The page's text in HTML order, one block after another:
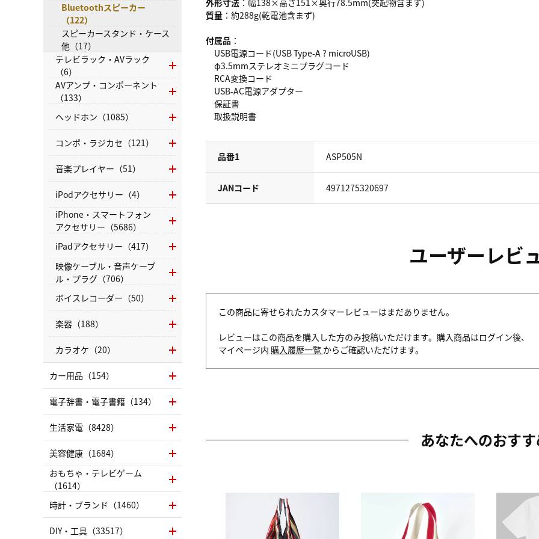
外形寸法 ：幅138×高さ151×奥行78.5mm(突起物含まず)
質量 ：約288g(乾電池含まず)
付属品 ：
USB電源コード(USB Type-A ? microUSB)
φ3.5mmステレオミニプラグコード
RCA変換コード
USB-AC電源アダプター
保証書
取扱説明書
品番1 ASP505N
JANコード 4971275320697
ユーザーレビ
この商品に寄せられたカスタマーレビューはまだありません。
レビューはこの商品を購入した方のみ投稿いただけます。購入商品はログイン後、
マイページ内 購入履歴一覧 からご確認いただけます。
あなたへのおす
Bluetoothスピーカー
（122）
スピーカースタンド・ケース
他（17）
テレビラック・AVラック
（6）
AVアンプ・コンポーネント
（133）
ヘッドホン（1085）
コンポ・ラジカセ（121）
音楽プレイヤー（51）
iPodアクセサリー（4）
iPhone・スマートフォン
アクセサリー（5686）
iPadアクセサリー（417）
映像ケーブル・音声ケーブ
ル・プラグ（706）
ボイスレコーダー（50）
楽器（188）
カラオケ（20）
カー用品（154）
電子辞書・電子書籍（134）
生活家電（8428）
美容健康（1684）
おもちゃ・テレビゲーム
（1614）
時計・ブランド（1460）
DIY・工具（33517）